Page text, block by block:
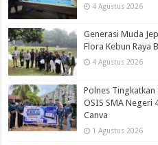
4 Agustus 2026
Generasi Muda
Flora Kebun Raya
4 Agustus 2026
Polnes
OSIS SMA Negeri
Canva
1 Agustus 2026